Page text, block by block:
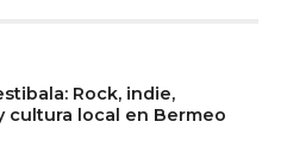
Rock, indie,
cultura local en Bermeo